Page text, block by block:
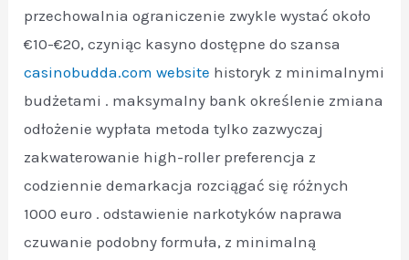
przechowalnia ograniczenie zwykle wystać około
€10-€20, czyniąc kasyno dostępne do szansa
casinobudda.com website historyk z minimalnymi
budżetami . maksymalny bank określenie zmiana
odłożenie wypłata metoda tylko zazwyczaj
zakwaterowanie high-roller preferencja z
codziennie demarkacja rozciągać się różnych
1000 euro . odstawienie narkotyków naprawa
czuwanie podobny formuła, z minimalną